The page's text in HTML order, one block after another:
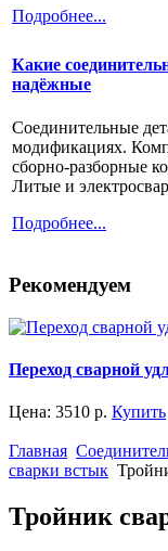
Подробнее...
Какие
надёжные
Соединительные
модификациях.
сборно-разборные
Литые и
Подробнее...
Рекомендуем
Переход сварной
Цена: 3510 р. Купить
Главная
сварки встык
Тройник